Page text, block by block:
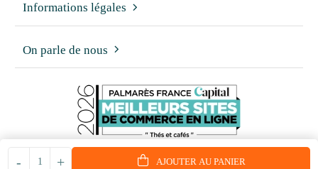
+
- AJOUTER AU PANIER
Informations légales
On parle de nous
© 2006 - 2026 - Reproduction interdite